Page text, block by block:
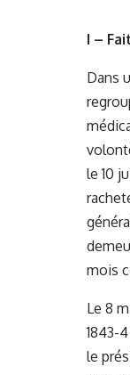
I –
Dans
le 10
mois
Le 8
1843-
le